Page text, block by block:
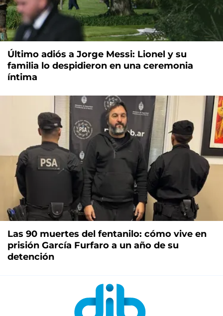
Último adiós a Jorge Messi: Lionel y su
familia lo despidieron en una ceremonia
íntima
Las 90 muertes del fentanilo: cómo vive en
prisión García Furfaro a un año de su
detención